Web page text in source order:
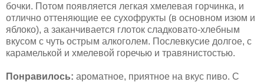
бочки. Потом появляется легкая хмелевая горчинка, и
отлично оттеняющие ее сухофрукты (в основном изюм и
яблоко), а заканчивается глоток сладковато-хлебным
вкусом с чуть острым алкоголем. Послевкусие долгое, с
карамелькой и хмелевой горечью и травянистостью.
Понравилось: ароматное, приятное на вкус пиво. С